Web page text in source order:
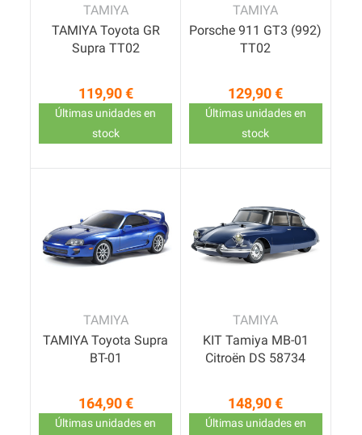
TAMIYA
TAMIYA Toyota GR
Supra TT02
Precio
119,90 €
Últimas unidades en
stock
TAMIYA
Porsche 911 GT3 (992)
TT02
Precio
129,90 €
Últimas unidades en
stock
TAMIYA
TAMIYA Toyota Supra
BT-01
Precio
164,90 €
Últimas unidades en
TAMIYA
KIT Tamiya MB-01
Citroën DS 58734
Precio
148,90 €
Últimas unidades en